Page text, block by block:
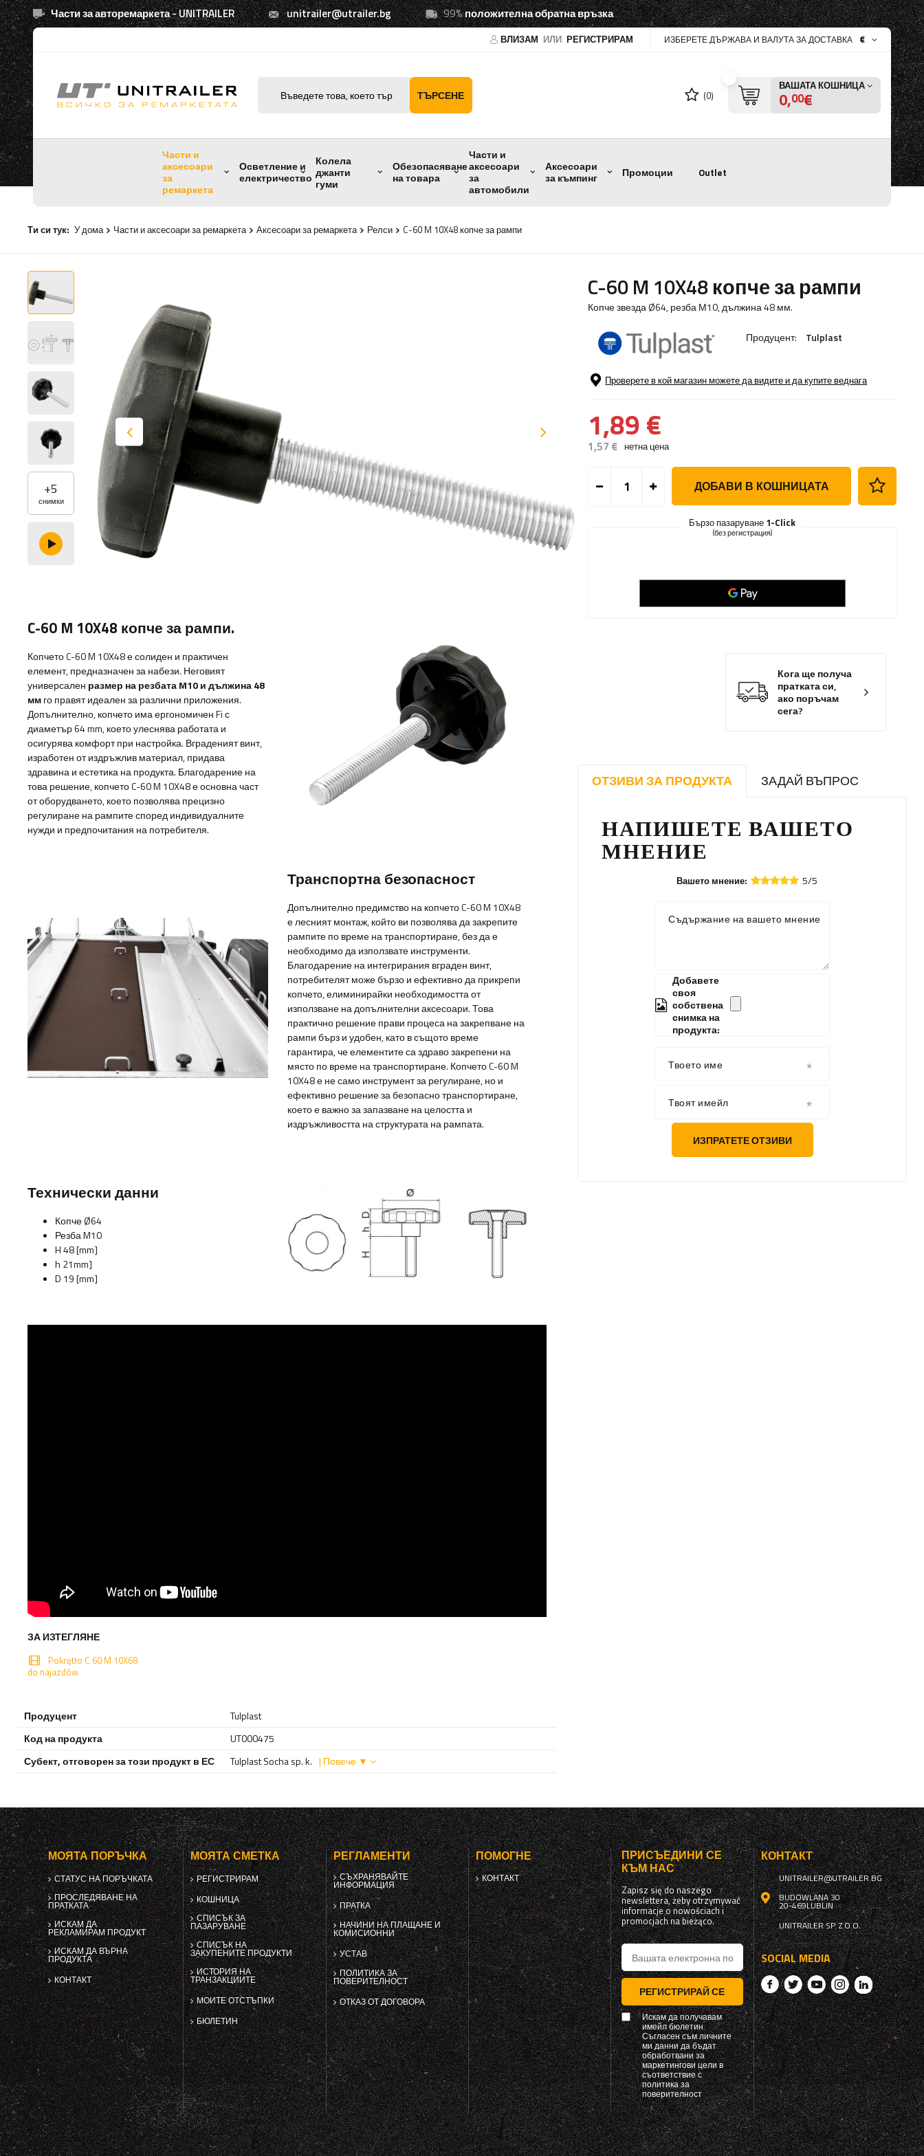
Части за авторемаркета - UNITRAILER unitrailer@utrailer.bg 99%положителна обратна връзка
ВЛИЗАМ ИЛИ РЕГИСТРИРАМ ИЗБЕРЕТЕ ДЪРЖАВА И ВАЛУТА ЗА ДОСТАВКА €
ТЪРСЕНЕ (0)
ВАШАТА КОШНИЦА
0,00€
Части и
аксесоари
за
ремаркета
Осветление и
електричество
Колела
джанти
гуми
Обезопасяване
на товара
Части и
аксесоари
за
автомобили
Аксесоари
за къмпинг
Промоции Outlet
Ти си тук: У дома Части и аксесоари за ремаркета Аксесоари за ремаркета Релси C-60 M 10X48 копче за рампи
+5
снимки
C-60 M 10X48 копче за рампи
Копче звезда Ø64, резба М10, дължина 48 мм.
Продуцент: Tulplast
Проверете в кой магазин можете да видите и да купите веднага
1,89 €
1,57 € нетна цена
ДОБАВИ В КОШНИЦАТА
Бързо пазаруване 1-Click
(без регистрация)
Кога ще получа
пратката си,
ако поръчам
сега?
ОТЗИВИ ЗА ПРОДУКТА ЗАДАЙ ВЪПРОС
НАПИШЕТЕ ВАШЕТО
МНЕНИЕ
Вашето мнение: 5/5
Съдържание на вашето мнение
Добавете
своя
собствена
снимка на
продукта:
Твоето име
Твоят имейл
ИЗПРАТЕТЕ ОТЗИВИ
C-60 M 10X48 копче за рампи.
Копчето C-60 M 10X48 е солиден и практичен
елемент, предназначен за набези. Неговият
универсален размер на резбата M10 и дължина 48
ммго правят идеален за различни приложения.
Допълнително, копчето има ергономичен Fi с
диаметър 64 mm, което улеснява работата и
осигурява комфорт при настройка. Вграденият винт,
изработен от издръжлив материал, придава
здравина и естетика на продукта. Благодарение на
това решение, копчето C-60 M 10X48 е основна част
от оборудването, което позволява прецизно
регулиране на рампите според индивидуалните
нужди и предпочитания на потребителя.
Транспортна безопасност
Допълнително предимство на копчето C-60 M 10X48
е лесният монтаж, който ви позволява да закрепите
рампите по време на транспортиране, без да е
необходимо да използвате инструменти.
Благодарение на интегрирания вграден винт,
потребителят може бързо и ефективно да прикрепи
копчето, елиминирайки необходимостта от
използване на допълнителни аксесоари. Това
практично решение прави процеса на закрепване на
рампи бърз и удобен, като в същото време
гарантира, че елементите са здраво закрепени на
място по време на транспортиране. Копчето C-60 M
10X48 е не само инструмент за регулиране, но и
ефективно решение за безопасно транспортиране,
което е важно за запазване на целостта и
издръжливостта на структурата на рампата.
Технически данни
Копче Ø64
Резба M10
H 48 [mm]
h 21mm]
D 19 [mm]
ЗА ИЗТЕГЛЯНЕ
Pokrętło C 60 M 10X68
do najazdów
Продуцент
Tulplast
Код на продукта
UT000475
Субект, отговорен за този продукт в ЕС
Tulplast Socha sp. k. | Повече ▼
МОЯТА ПОРЪЧКА
СТАТУС НА ПОРЪЧКАТА
ПРОСЛЕДЯВАНЕ НА
ПРАТКАТА
ИСКАМ ДА
РЕКЛАМИРАМ ПРОДУКТ
ИСКАМ ДА ВЪРНА
ПРОДУКТА
КОНТАКТ
МОЯТА СМЕТКА
РЕГИСТРИРАМ
КОШНИЦА
СПИСЪК ЗА
ПАЗАРУВАНЕ
СПИСЪК НА
ЗАКУПЕНИТЕ ПРОДУКТИ
ИСТОРИЯ НА
ТРАНЗАКЦИИТЕ
МОИТЕ ОТСТЪПКИ
БЮЛЕТИН
РЕГЛАМЕНТИ
СЪХРАНЯВАЙТЕ
ИНФОРМАЦИЯ
ПРАТКА
НАЧИНИ НА ПЛАЩАНЕ И
КОМИСИОННИ
УСТАВ
ПОЛИТИКА ЗА
ПОВЕРИТЕЛНОСТ
ОТКАЗ ОТ ДОГОВОРА
ПОМОГНЕ
КОНТАКТ
ПРИСЪЕДИНИ СЕ
КЪМ НАС
Zapisz się do naszego
newslettera, żeby otrzymywać
informacje o nowościach i
promocjach na bieżąco.
РЕГИСТРИРАЙ СЕ
Искам да получавам
имейл бюлетин.
Съгласен съм личните
ми данни да бъдат
обработвани за
маркетингови цели в
съответствие с
политика за
поверителност
КОНТАКТ
UNITRAILER@UTRAILER.BG
BUDOWLANA 30
20-469LUBLIN
UNITRAILER SP. Z O.O.
SOCIAL MEDIA